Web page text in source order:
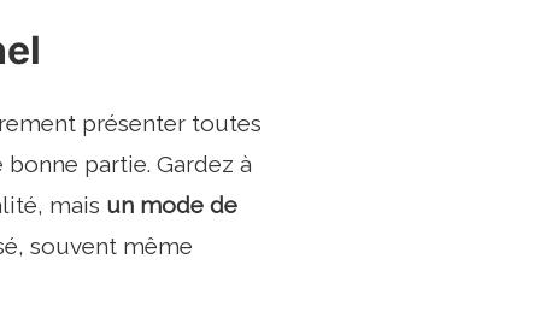
présenter toutes
partie. Gardez à
mais un mode de
souvent même